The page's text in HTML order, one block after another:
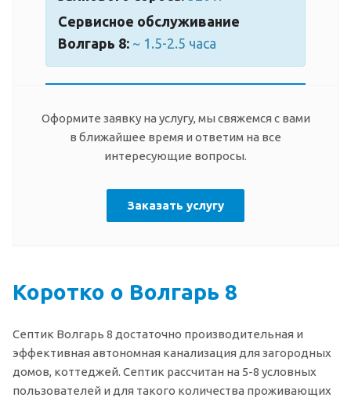
Сервисное обслуживание
Волгарь 8: ~ 1.5-2.5 часа
Оформите заявку на услугу, мы свяжемся с вами
в ближайшее время и ответим на все
интересующие вопросы.
Заказать услугу
Коротко о Волгарь 8
Септик Волгарь 8 достаточно производительная и
эффективная автономная канализация для загородных
домов, коттеджей. Септик рассчитан на 5-8 условных
пользователей и для такого количества проживающих